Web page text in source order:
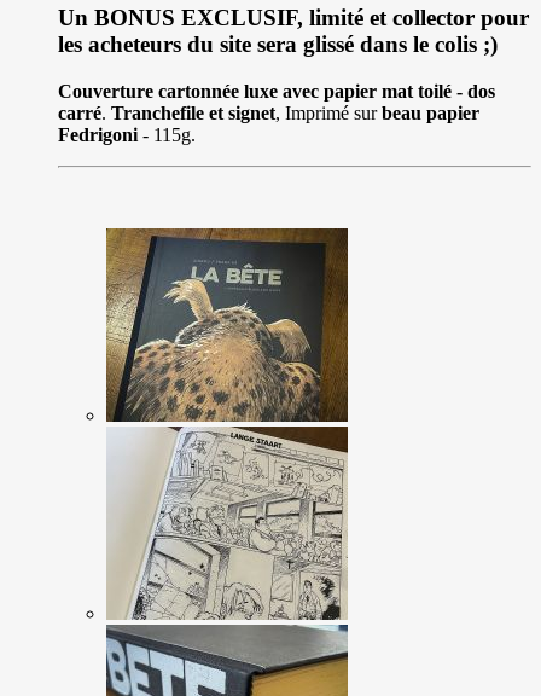
Un BONUS EXCLUSIF, limité et collector pour
les acheteurs du site sera glissé dans le colis ;)
Couverture cartonnée luxe avec papier mat toilé - dos
carré. Tranchefile et signet, Imprimé surbeau papier
Fedrigoni - 115g.